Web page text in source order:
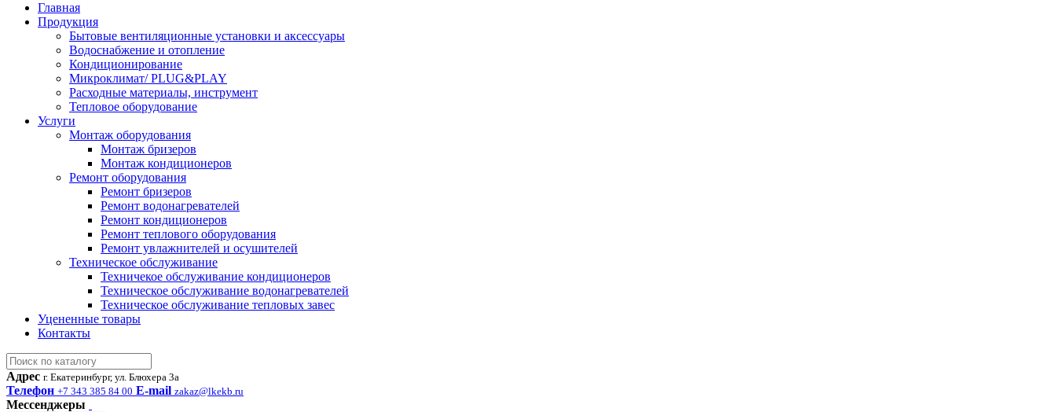
Главная
Продукция
Бытовые вентиляционные установки и аксессуары
Водоснабжение и отопление
Кондиционирование
Микроклимат/ PLUG&PLAY
Расходные материалы, инструмент
Тепловое оборудование
Услуги
Монтаж оборудования
Монтаж бризеров
Монтаж кондиционеров
Ремонт оборудования
Ремонт бризеров
Ремонт водонагревателей
Ремонт кондиционеров
Ремонт теплового оборудования
Ремонт увлажнителей и осушителей
Техническое обслуживание
Техничекое обслуживание кондиционеров
Техническое обслуживание водонагревателей
Техническое обслуживание тепловых завес
Уцененные товары
Контакты
Адрес г. Екатеринбург, ул. Блюхера 3а
Телефон +7 343 385 84 00 E-mail zakaz@lkekb.ru
Мессенджеры